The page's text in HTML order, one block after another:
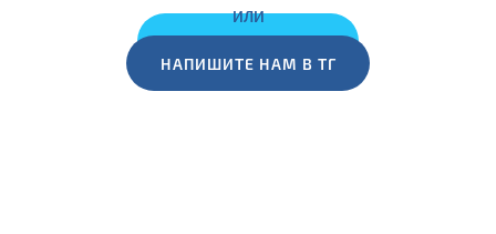
ЗАКАЗАТЬ ЗВОНОК
НАПИШИТЕ НАМ В ТГ
ИЛИ